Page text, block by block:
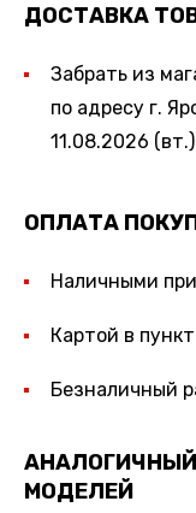
ДОСТАВКА
Забрать из
по адресу г.
11.08.2026 (вт.)
ОПЛАТА
Наличными
Картой в
Безналичный
МОДЕЛЕЙ